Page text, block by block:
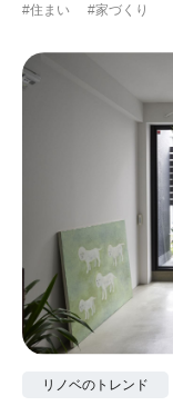
#住まい
#家づくり
リノベのトレンド